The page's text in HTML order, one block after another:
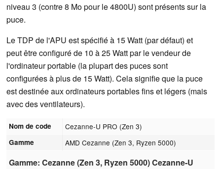
niveau 3 (contre 8 Mo pour le 4800U) sont présents sur la
puce.
Le TDP de l'APU est spécifié à 15 Watt (par défaut) et
peut être configuré de 10 à 25 Watt par le vendeur de
l'ordinateur portable (la plupart des puces sont
configurées à plus de 15 Watt). Cela signifie que la puce
est destinée aux ordinateurs portables fins et légers (mais
avec des ventilateurs).
Nom de code Cezanne-U PRO (Zen 3)
Gamme AMD Cezanne (Zen 3, Ryzen 5000)
Gamme: Cezanne (Zen 3, Ryzen 5000) Cezanne-U